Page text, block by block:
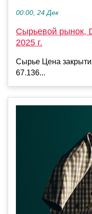
00:00, 24 Дек
Сырьевой рынок,
2025 г.
Сырье Цена
67.136...